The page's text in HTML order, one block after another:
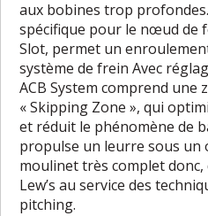
aux bobines trop
spécifique pour le nœud de
Slot, permet un
système de frein Avec
ACB System comprend une
« Skipping Zone », qui
et réduit le phénomène de
propulse un leurre sous un
moulinet très complet
Lew’s au service des
pitching.